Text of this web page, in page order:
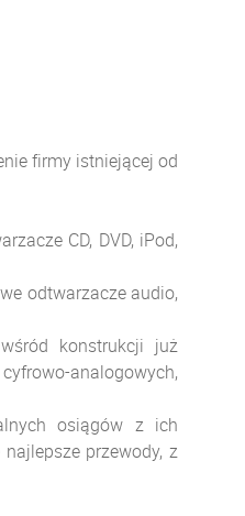
firmy istniejącej od
CD, DVD, iPod,
odtwarzacze audio,
konstrukcji już
analogowych,
osiągów z ich
przewody, z